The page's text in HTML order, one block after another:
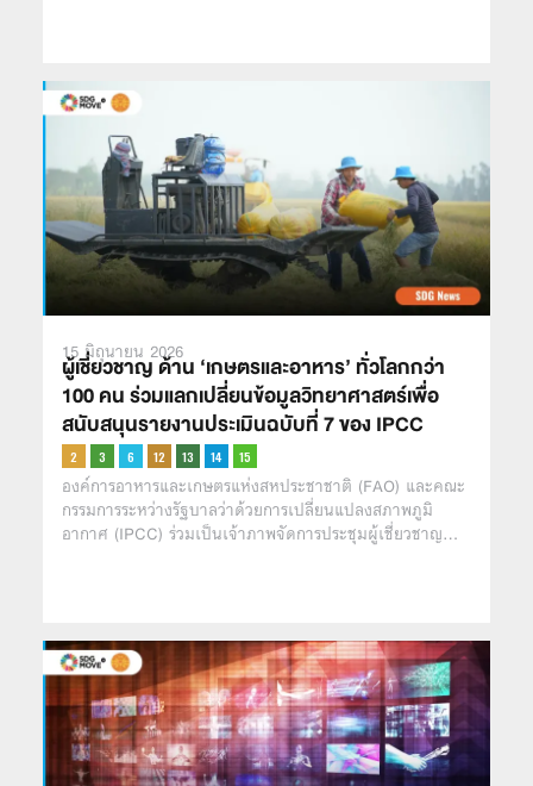
15 มิถุนายน 2026
ผู้เชี่ยวชาญ ด้าน ‘เกษตรและอาหาร’ ทั่วโลกกว่า
100 คน ร่วมแลกเปลี่ยนข้อมูลวิทยาศาสตร์เพื่อ
สนับสนุนรายงานประเมินฉบับที่ 7 ของ IPCC
องค์การอาหารและเกษตรแห่งสหประชาชาติ (FAO) และคณะ
กรรมการระหว่างรัฐบาลว่าด้วยการเปลี่ยนแปลงสภาพภูมิ
อากาศ (IPCC) ร่วมเป็นเจ้าภาพจัดการประชุมผู้เชี่ยวชาญ…